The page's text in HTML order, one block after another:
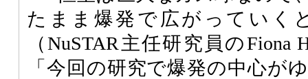
たまま爆発で広がっていく
（NuSTAR主任研究員のFiona
「今回の研究で爆発の中心が